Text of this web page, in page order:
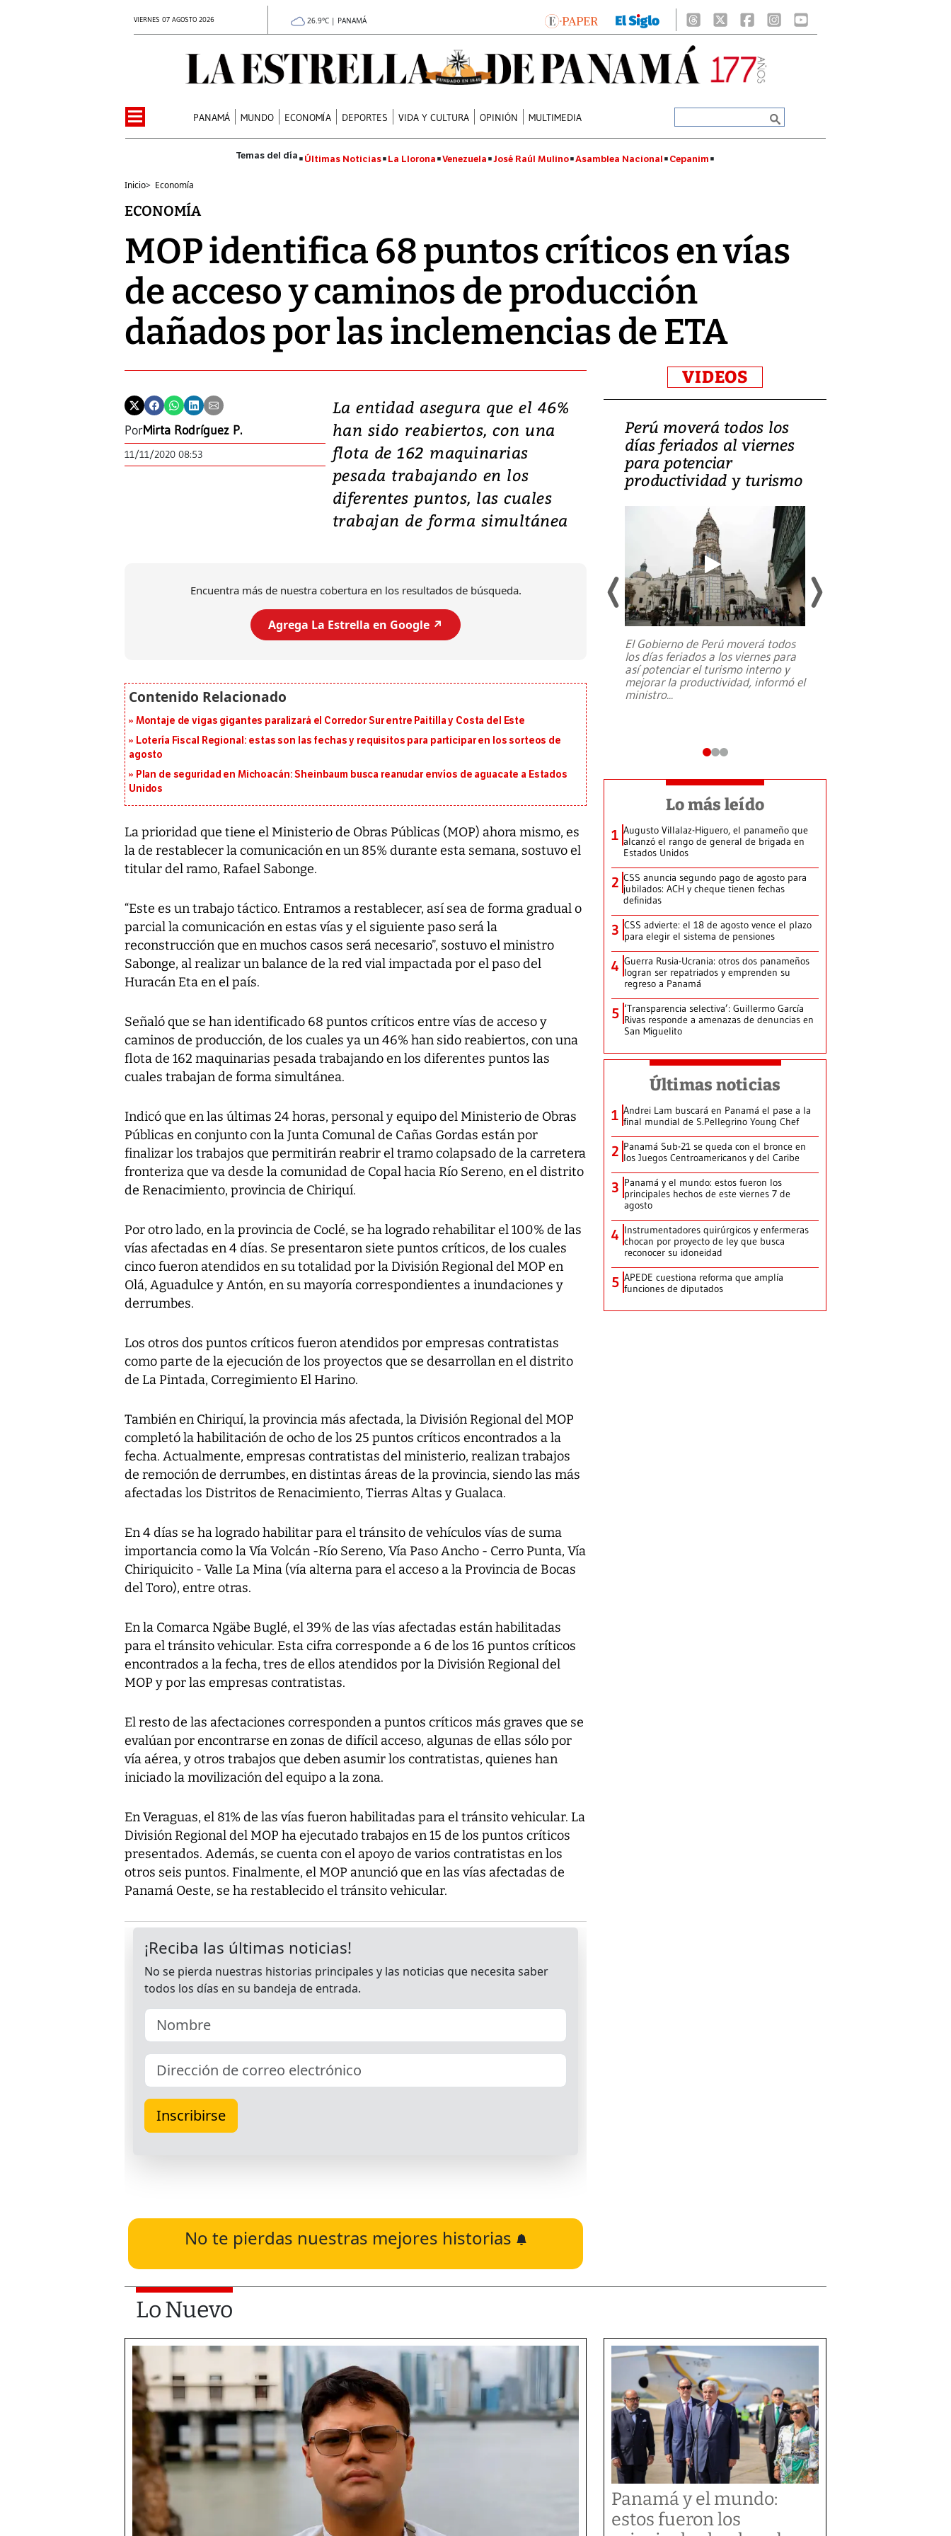
VIERNES 07 AGOSTO 2026 26.9°C | PANAMÁ
PANAMÁ MUNDO ECONOMÍA DEPORTES VIDA Y CULTURA OPINIÓN MULTIMEDIA
Últimas Noticias La Llorona Venezuela José Raúl Mulino Asamblea Nacional Cepanim
Inicio> Economía
ECONOMÍA
MOP identifica 68 puntos críticos en vías
de acceso y caminos de producción
dañados por las inclemencias de ETA
PorMirta Rodríguez P.
11/11/2020 08:53
La entidad asegura que el 46%
han sido reabiertos, con una
flota de 162 maquinarias
pesada trabajando en los
diferentes puntos, las cuales
trabajan de forma simultánea
Encuentra más de nuestra cobertura en los resultados de búsqueda.
Agrega La Estrella en Google ↗️
Montaje de vigas gigantes paralizará el Corredor Sur entre Paitilla y Costa del Este
Lotería Fiscal Regional: estas son las fechas y requisitos para participar en los sorteos de
agosto
Plan de seguridad en Michoacán: Sheinbaum busca reanudar envíos de aguacate a Estados
Unidos
La prioridad que tiene el Ministerio de Obras Públicas (MOP) ahora mismo, es
la de restablecer la comunicación en un 85% durante esta semana, sostuvo el
titular del ramo, Rafael Sabonge.
“Este es un trabajo táctico. Entramos a restablecer, así sea de forma gradual o
parcial la comunicación en estas vías y el siguiente paso será la
reconstrucción que en muchos casos será necesario”, sostuvo el ministro
Sabonge, al realizar un balance de la red vial impactada por el paso del
Huracán Eta en el país.
Señaló que se han identificado 68 puntos críticos entre vías de acceso y
caminos de producción, de los cuales ya un 46% han sido reabiertos, con una
flota de 162 maquinarias pesada trabajando en los diferentes puntos las
cuales trabajan de forma simultánea.
Indicó que en las últimas 24 horas, personal y equipo del Ministerio de Obras
Públicas en conjunto con la Junta Comunal de Cañas Gordas están por
finalizar los trabajos que permitirán reabrir el tramo colapsado de la carretera
fronteriza que va desde la comunidad de Copal hacia Río Sereno, en el distrito
de Renacimiento, provincia de Chiriquí.
Por otro lado, en la provincia de Coclé, se ha logrado rehabilitar el 100% de las
vías afectadas en 4 días. Se presentaron siete puntos críticos, de los cuales
cinco fueron atendidos en su totalidad por la División Regional del MOP en
Olá, Aguadulce y Antón, en su mayoría correspondientes a inundaciones y
derrumbes.
Los otros dos puntos críticos fueron atendidos por empresas contratistas
como parte de la ejecución de los proyectos que se desarrollan en el distrito
de La Pintada, Corregimiento El Harino.
También en Chiriquí, la provincia más afectada, la División Regional del MOP
completó la habilitación de ocho de los 25 puntos críticos encontrados a la
fecha. Actualmente, empresas contratistas del ministerio, realizan trabajos
de remoción de derrumbes, en distintas áreas de la provincia, siendo las más
afectadas los Distritos de Renacimiento, Tierras Altas y Gualaca.
En 4 días se ha logrado habilitar para el tránsito de vehículos vías de suma
importancia como la Vía Volcán -Río Sereno, Vía Paso Ancho - Cerro Punta, Vía
Chiriquicito - Valle La Mina (vía alterna para el acceso a la Provincia de Bocas
del Toro), entre otras.
En la Comarca Ngäbe Buglé, el 39% de las vías afectadas están habilitadas
para el tránsito vehicular. Esta cifra corresponde a 6 de los 16 puntos críticos
encontrados a la fecha, tres de ellos atendidos por la División Regional del
MOP y por las empresas contratistas.
El resto de las afectaciones corresponden a puntos críticos más graves que se
evalúan por encontrarse en zonas de difícil acceso, algunas de ellas sólo por
vía aérea, y otros trabajos que deben asumir los contratistas, quienes han
iniciado la movilización del equipo a la zona.
En Veraguas, el 81% de las vías fueron habilitadas para el tránsito vehicular. La
División Regional del MOP ha ejecutado trabajos en 15 de los puntos críticos
presentados. Además, se cuenta con el apoyo de varios contratistas en los
otros seis puntos. Finalmente, el MOP anunció que en las vías afectadas de
Panamá Oeste, se ha restablecido el tránsito vehicular.
No te pierdas nuestras mejores historias
VIDEOS
Video: Lula lanza su
candidatura con
promesas de inversión
en defensa, educación y
tierras raras
presidente de Brasil, Luiz Inácio Lula
Perú moverá todos los
días feriados al viernes
para potenciar
productividad y turismo
El Gobierno de Perú moverá todos
los días feriados a los viernes para
así potenciar el turismo interno y
mejorar la productividad, informó el
ministro...
Lo más leído
1 Augusto Villalaz-Higuero, el panameño que
alcanzó el rango de general de brigada en
Estados Unidos
2 CSS anuncia segundo pago de agosto para
jubilados: ACH y cheque tienen fechas
definidas
3 CSS advierte: el 18 de agosto vence el plazo
para elegir el sistema de pensiones
4 Guerra Rusia-Ucrania: otros dos panameños
logran ser repatriados y emprenden su
regreso a Panamá
5 ‘Transparencia selectiva’: Guillermo García
Rivas responde a amenazas de denuncias en
San Miguelito
Últimas noticias
1 Andrei Lam buscará en Panamá el pase a la
final mundial de S.Pellegrino Young Chef
2 Panamá Sub-21 se queda con el bronce en
los Juegos Centroamericanos y del Caribe
3 Panamá y el mundo: estos fueron los
principales hechos de este viernes 7 de
agosto
4 Instrumentadores quirúrgicos y enfermeras
chocan por proyecto de ley que busca
reconocer su idoneidad
5 APEDE cuestiona reforma que amplía
funciones de diputados
Lo Nuevo
Panamá y el mundo:
estos fueron los